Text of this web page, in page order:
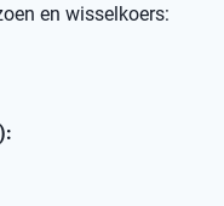
en wisselkoers: